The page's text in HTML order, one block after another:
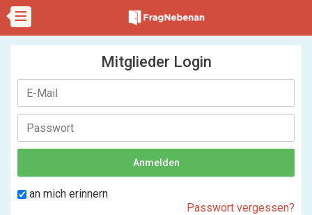
Mitglieder Login
an mich erinnern
Passwort vergessen?